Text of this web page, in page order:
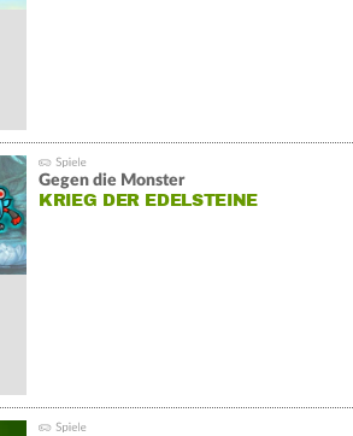
Gegen die Monster
KRIEG DER EDELSTEINE